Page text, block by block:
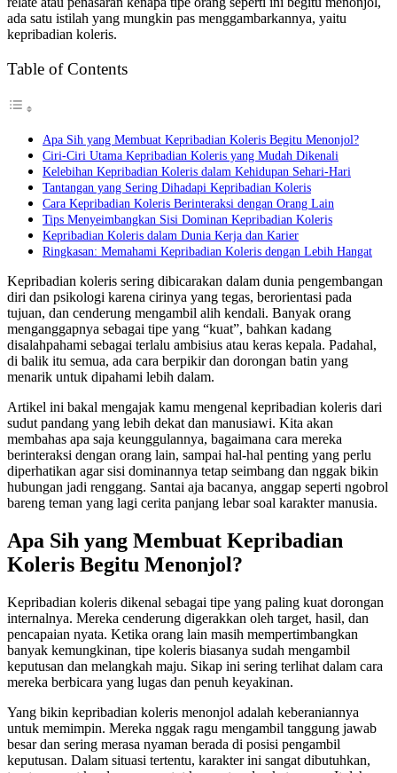
ada satu istilah yang mungkin pas menggambarkannya, yaitu
kepribadian koleris.
Table of Contents
Apa Sih yang Membuat Kepribadian Koleris Begitu Menonjol?
Ciri-Ciri Utama Kepribadian Koleris yang Mudah Dikenali
Kelebihan Kepribadian Koleris dalam Kehidupan Sehari-Hari
Tantangan yang Sering Dihadapi Kepribadian Koleris
Cara Kepribadian Koleris Berinteraksi dengan Orang Lain
Tips Menyeimbangkan Sisi Dominan Kepribadian Koleris
Kepribadian Koleris dalam Dunia Kerja dan Karier
Ringkasan: Memahami Kepribadian Koleris dengan Lebih Hangat
Kepribadian koleris sering dibicarakan dalam dunia pengembangan
diri dan psikologi karena cirinya yang tegas, berorientasi pada
tujuan, dan cenderung mengambil alih kendali. Banyak orang
menganggapnya sebagai tipe yang “kuat”, bahkan kadang
disalahpahami sebagai terlalu ambisius atau keras kepala. Padahal,
di balik itu semua, ada cara berpikir dan dorongan batin yang
menarik untuk dipahami lebih dalam.
Artikel ini bakal mengajak kamu mengenal kepribadian koleris dari
sudut pandang yang lebih dekat dan manusiawi. Kita akan
membahas apa saja keunggulannya, bagaimana cara mereka
berinteraksi dengan orang lain, sampai hal-hal penting yang perlu
diperhatikan agar sisi dominannya tetap seimbang dan nggak bikin
hubungan jadi renggang. Santai aja bacanya, anggap seperti ngobrol
bareng teman yang lagi cerita panjang lebar soal karakter manusia.
Apa Sih yang Membuat Kepribadian
Koleris Begitu Menonjol?
Kepribadian koleris dikenal sebagai tipe yang paling kuat dorongan
internalnya. Mereka cenderung digerakkan oleh target, hasil, dan
pencapaian nyata. Ketika orang lain masih mempertimbangkan
banyak kemungkinan, tipe koleris biasanya sudah mengambil
keputusan dan melangkah maju. Sikap ini sering terlihat dalam cara
mereka berbicara yang lugas dan penuh keyakinan.
Yang bikin kepribadian koleris menonjol adalah keberaniannya
untuk memimpin. Mereka nggak ragu mengambil tanggung jawab
besar dan sering merasa nyaman berada di posisi pengambil
keputusan. Dalam situasi tertentu, karakter ini sangat dibutuhkan,